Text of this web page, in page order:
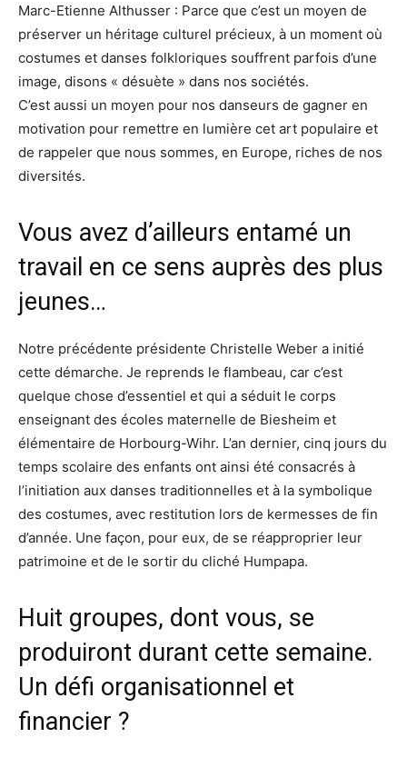
Marc-Etienne Althusser : Parce que c’est un moyen de
préserver un héritage culturel précieux, à un moment où
costumes et danses folkloriques souffrent parfois d’une
image, disons « désuète » dans nos sociétés.
C’est aussi un moyen pour nos danseurs de gagner en
motivation pour remettre en lumière cet art populaire et
de rappeler que nous sommes, en Europe, riches de nos
diversités.
Vous avez d’ailleurs entamé un
travail en ce sens auprès des plus
jeunes…
Notre précédente présidente Christelle Weber a initié
cette démarche. Je reprends le flambeau, car c’est
quelque chose d’essentiel et qui a séduit le corps
enseignant des écoles maternelle de Biesheim et
élémentaire de Horbourg-Wihr. L’an dernier, cinq jours du
temps scolaire des enfants ont ainsi été consacrés à
l’initiation aux danses traditionnelles et à la symbolique
des costumes, avec restitution lors de kermesses de fin
d’année. Une façon, pour eux, de se réapproprier leur
patrimoine et de le sortir du cliché Humpapa.
Huit groupes, dont vous, se
produiront durant cette semaine.
Un défi organisationnel et
financier ?